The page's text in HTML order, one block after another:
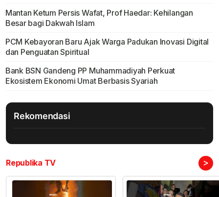
Mantan Ketum Persis Wafat, Prof Haedar: Kehilangan
Besar bagi Dakwah Islam
PCM Kebayoran Baru Ajak Warga Padukan Inovasi Digital
dan Penguatan Spiritual
Bank BSN Gandeng PP Muhammadiyah Perkuat
Ekosistem Ekonomi Umat Berbasis Syariah
Rekomendasi
Republika TV >